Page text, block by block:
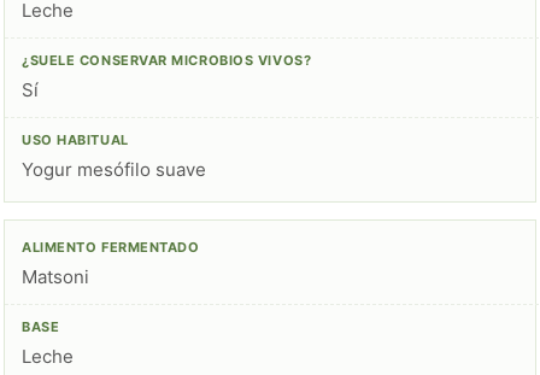
Leche
Sí
Yogur mesófilo suave
Matsoni
Leche